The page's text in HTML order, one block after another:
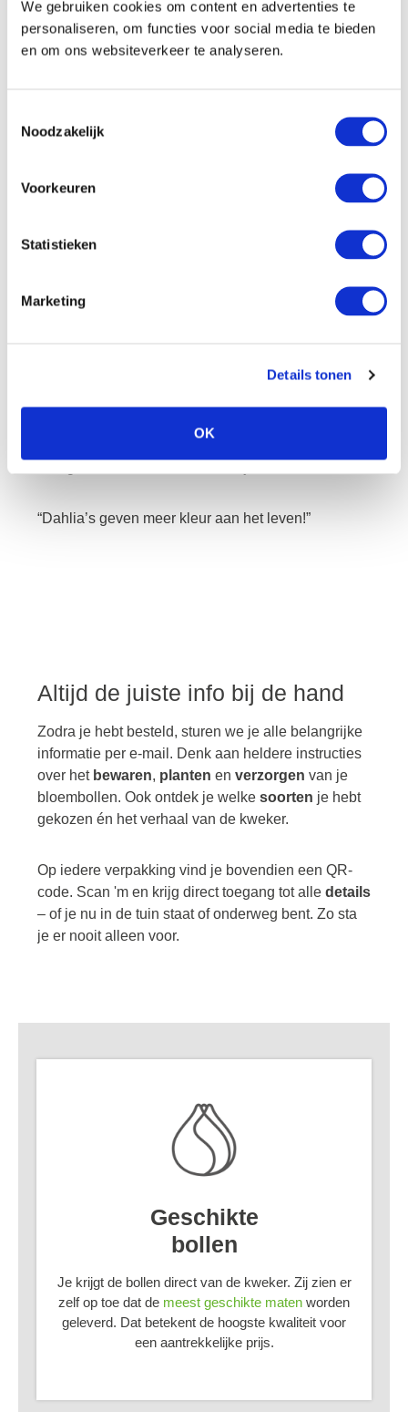
We gebruiken cookies om content en advertenties te
personaliseren, om functies voor social media te bieden
en om ons websiteverkeer te analyseren.
Noodzakelijk
Voorkeuren
Statistieken
Marketing
Details tonen
OK
zijn zeer uiteenlopend en betreffen de meest
“Dahlia’s geven meer kleur aan het leven!”
Altijd de juiste info bij de hand
Zodra je hebt besteld, sturen we je alle belangrijke
informatie per e-mail. Denk aan heldere instructies
over het bewaren, planten en verzorgen van je
bloembollen. Ook ontdek je welke soorten je hebt
gekozen én het verhaal van de kweker.
Op iedere verpakking vind je bovendien een QR-
code. Scan 'm en krijg direct toegang tot alle details
– of je nu in de tuin staat of onderweg bent. Zo sta
je er nooit alleen voor.
Geschikte
bollen
Je krijgt de bollen direct van de kweker. Zij zien er
zelf op toe dat de meest geschikte maten worden
geleverd. Dat betekent de hoogste kwaliteit voor
een aantrekkelijke prijs.